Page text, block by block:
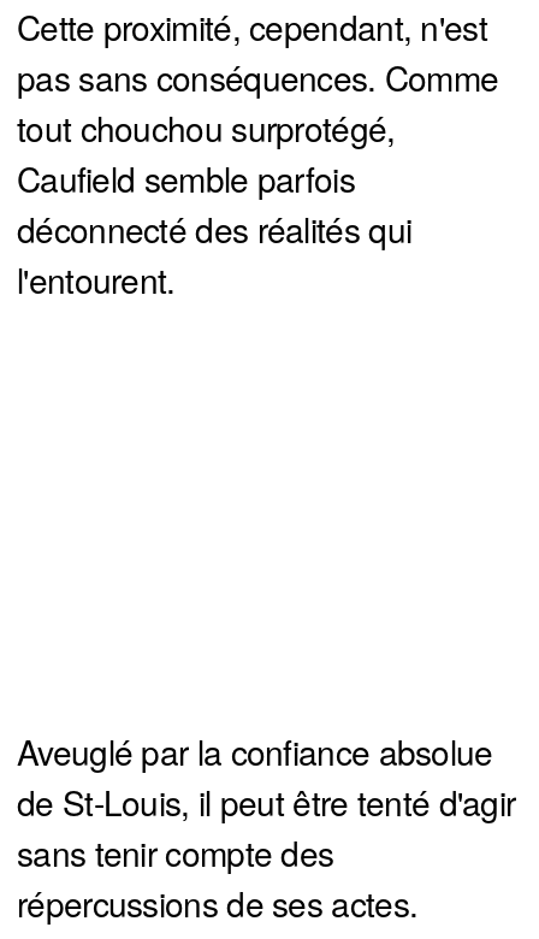
Cette proximité, cependant, n'est
pas sans conséquences. Comme
tout chouchou surprotégé,
Caufield semble parfois
déconnecté des réalités qui
l'entourent.
Aveuglé par la confiance absolue
de St-Louis, il peut être tenté d'agir
sans tenir compte des
répercussions de ses actes.